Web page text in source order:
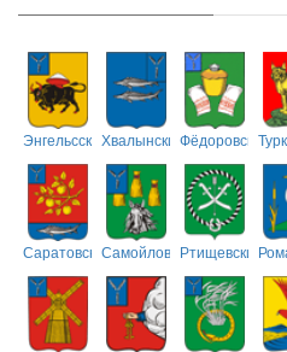
ЭнгельсскийХвалынскийФёдоровский
СаратовскийСамойловскийРтищевский